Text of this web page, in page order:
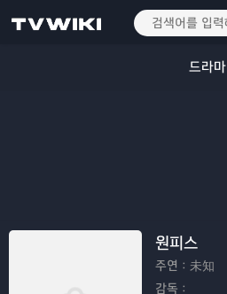
드라마
원피스
주연： 未知
감독：